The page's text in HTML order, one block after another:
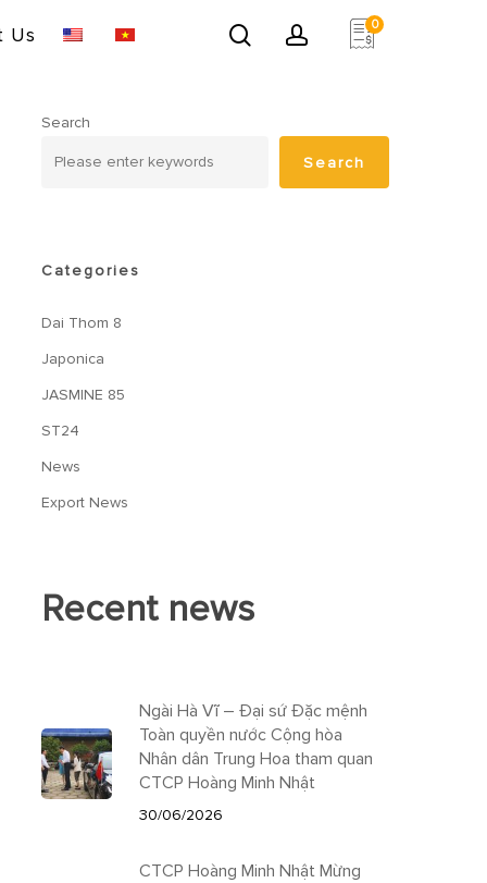
Us searchaccount
0
Search
Search
Categories
Dai Thom 8
Japonica
JASMINE 85
ST24
News
Export News
Recent news
Ngài Hà Vĩ – Đại sứ Đặc mệnh
Toàn quyền nước Cộng hòa
Nhân dân Trung Hoa tham quan
CTCP Hoàng Minh Nhật
30/06/2026
CTCP Hoàng Minh Nhật Mừng